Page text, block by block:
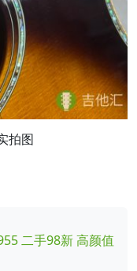
拍图
二手98新 高颜值